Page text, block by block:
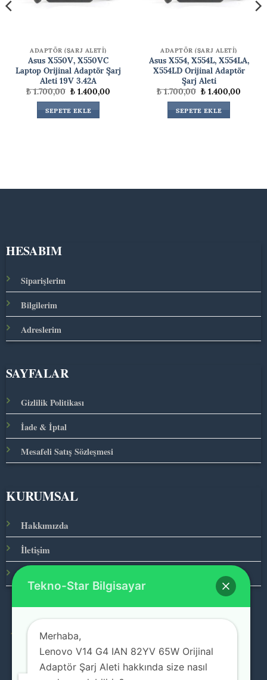
ADAPTÖR (ŞARJ ALETİ)
Asus X550V, X550VC
Laptop Orijinal Adaptör Şarj
Aleti 19V 3.42A
₺1.700,00Orijinal
fiyat:
₺ 1.700,00.
₺1.400,00
SEPETE EKLE
ADAPTÖR (ŞARJ ALETİ)
Asus X554, X554L, X554LA,
X554LD Orijinal Adaptör
Şarj Aleti
₺1.700,00Orijinal
fiyat:
₺ 1.700,00.
₺1.400,00
SEPETE EKLE
HESABIM
Siparişlerim
Bilgilerim
Adreslerim
SAYFALAR
Gizlilik Politikası
İade & İptal
Mesafeli Satış Sözleşmesi
KURUMSAL
Hakkımızda
İletişim
© 2026 Teknolojinin Starı
Tekno-Star Bilgisayar
Merhaba,
Lenovo V14 G4 IAN 82YV 65W Orijinal
Adaptör Şarj Aleti hakkında size nasıl